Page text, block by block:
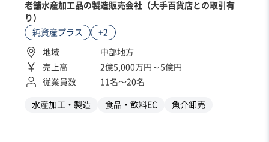
老舗水産加工品の製造販売会社（大手百貨店との取引有
り）
純資産プラス
+2
地域
中部地方
売上高
2億5,000万円～5億円
従業員数
11名〜20名
水産加工・製造 食品・飲料EC 魚介卸売